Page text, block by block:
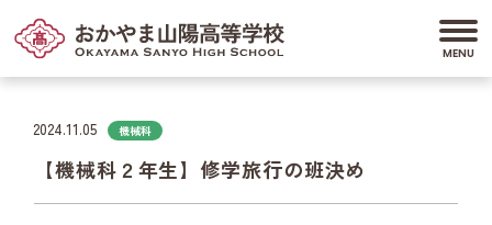
2024.11.05 機械科
【機械科２年生】修学旅行の班決め